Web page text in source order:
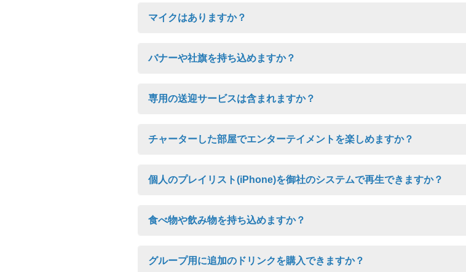
マイクはありますか？
バナーや社旗を持ち込めますか？
専用の送迎サービスは含まれますか？
チャーターした部屋でエンターテイメントを楽しめますか？
個人のプレイリスト(iPhone)を御社のシステムで再生できますか？
食べ物や飲み物を持ち込めますか？
グループ用に追加のドリンクを購入できますか？